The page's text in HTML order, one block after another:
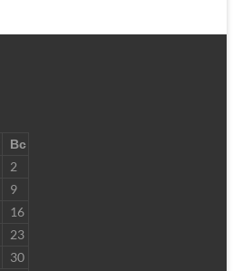
Вс
2
9
16
23
30